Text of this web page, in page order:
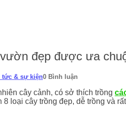
đẹp được ưa
tức & sự kiện0 Bình luận
cây cảnh, có sở thích trồng
8 loại cây trồng đẹp, dễ trồng và